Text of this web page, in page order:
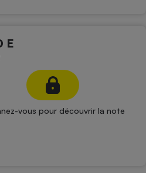
E
vous pour découvrir la note